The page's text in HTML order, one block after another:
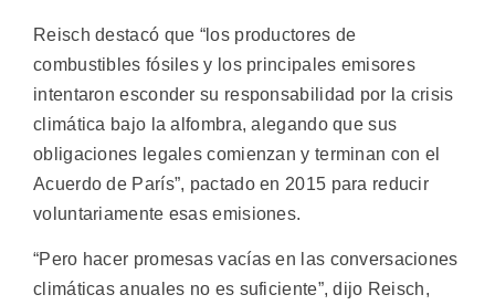
Reisch destacó que “los productores de
combustibles fósiles y los principales emisores
intentaron esconder su responsabilidad por la crisis
climática bajo la alfombra, alegando que sus
obligaciones legales comienzan y terminan con el
Acuerdo de París”, pactado en 2015 para reducir
voluntariamente esas emisiones.
“Pero hacer promesas vacías en las conversaciones
climáticas anuales no es suficiente”, dijo Reisch,